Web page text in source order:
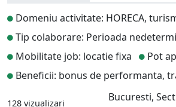
Domeniu activitate: HORECA,
Tip colaborare: Perioada
Mobilitate job: locatie fixa
Pot
Beneficii: bonus de performanta,
128 vizualizari
Bucuresti,